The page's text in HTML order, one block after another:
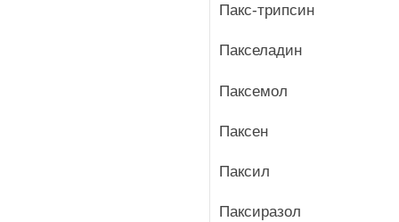
Пакс-трипсин
Пакселадин
Паксемол
Паксен
Паксил
Паксиразол